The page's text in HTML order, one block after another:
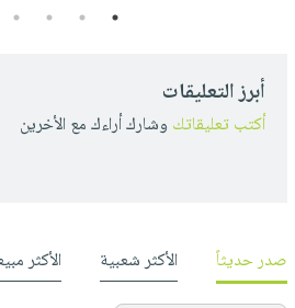
1
2
3
4
أبرز التعليقات
أكتب تعليقاتك وشارك أراءك مع الأخرين
صدر حديثاً الأكثر شعبية الأكثر